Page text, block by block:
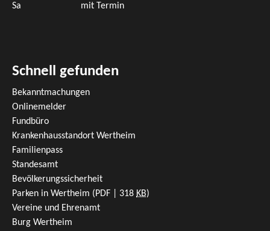
Sa
mit Termin
Schnell gefunden
Bekanntmachungen
Onlinemelder
Fundbüro
Krankenhausstandort Wertheim
Familienpass
Standesamt
Bevölkerungssicherheit
Parken in Wertheim (PDF | 318 KB)
Vereine und Ehrenamt
Burg Wertheim